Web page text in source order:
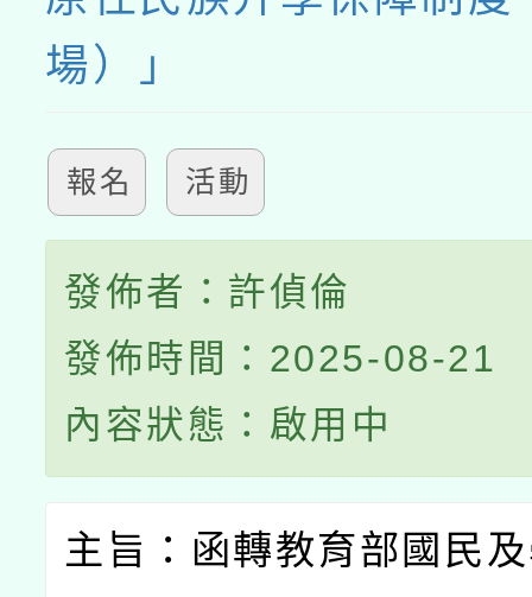
場）」
報名 活動
發佈者：許偵倫
發佈時間：2025-08-21
內容狀態：啟用中
主旨：函轉教育部國民